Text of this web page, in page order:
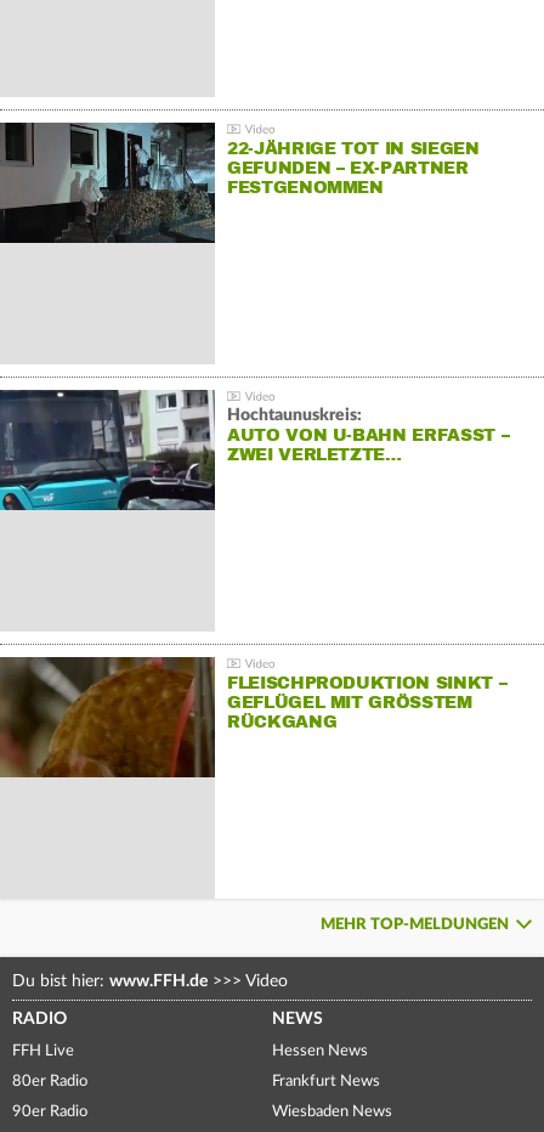
22-JÄHRIGE TOT IN SIEGEN
GEFUNDEN – EX-PARTNER
FESTGENOMMEN
Hochtaunuskreis:
AUTO VON U-BAHN ERFASST –
ZWEI VERLETZTE…
FLEISCHPRODUKTION SINKT –
GEFLÜGEL MIT GRÖSSTEM R
ÜCKGANG
MEHR TOP-MELDUNGEN
Du bist hier: www.FFH.de >>> Video
RADIO
FFH Live
80er Radio
90er Radio
NEWS
Hessen News
Frankfurt News
Wiesbaden News